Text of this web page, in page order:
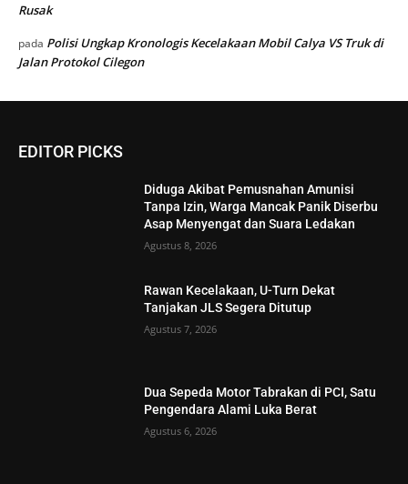
Rusak
pada Polisi Ungkap Kronologis Kecelakaan Mobil Calya VS Truk di
Jalan Protokol Cilegon
EDITOR PICKS
Diduga Akibat Pemusnahan Amunisi
Tanpa Izin, Warga Mancak Panik Diserbu
Asap Menyengat dan Suara Ledakan
Agustus 8, 2026
Rawan Kecelakaan, U-Turn Dekat
Tanjakan JLS Segera Ditutup
Agustus 7, 2026
Dua Sepeda Motor Tabrakan di PCI, Satu
Pengendara Alami Luka Berat
Agustus 6, 2026